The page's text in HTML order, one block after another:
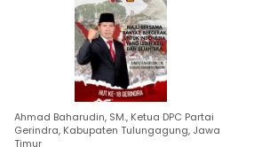
Ahmad Baharudin, SM., Ketua DPC Partai
Gerindra, Kabupaten Tulungagung, Jawa
Timur